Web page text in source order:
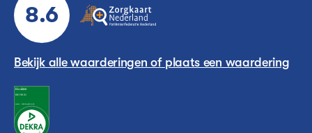
8.6
Bekijk alle waarderingen of plaats een waardering